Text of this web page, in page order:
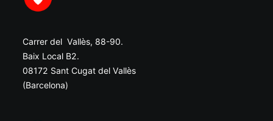
Carrer del Vallès, 88-90.
Baix Local B2.
08172 Sant Cugat del Vallès
(Barcelona)